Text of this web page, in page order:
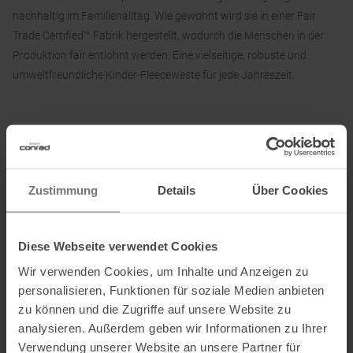
Zustimmung Details Über Cookies
Diese Webseite verwendet Cookies
Wir verwenden Cookies, um Inhalte und Anzeigen zu
personalisieren, Funktionen für soziale Medien anbieten
zu können und die Zugriffe auf unsere Website zu
analysieren. Außerdem geben wir Informationen zu Ihrer
Verwendung unserer Website an unsere Partner für
nachhaltig im Familienalltag. Wie gewohnt wird sie in einer Fair
Trade Certified™ Fabrik hergestellt, wodurch die Menschen in der
Produktion fair entlohnt werden. Eine vielseitige, robuste und
umweltfreundliche Kinder-Fleeceweste für jede Jahreszeit.
Hauptmaterial: 100 % Polyester (recycelt)
Name des Herstellers: Patagonia Europe Coöperatief U.A.
Postanschrift des Herstellers:
Jollemanhof 11 - 1st floor, 1019
GW, Amsterdam, NL
Elektronische Adresse des
Herstellers:directsales.europe@patagonia.com